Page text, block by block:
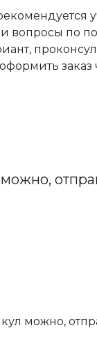
вопросы по
заказ
можно,